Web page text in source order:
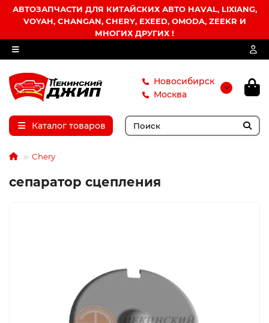
АВТОЗАПЧАСТИ ДЛЯ КИТАЙСКИХ АВТО HAVAL, LIXIANG,
VOYAH, CHANGAN, CHERY, EXEED, OMODA, ZEEKR И
МНОГИХ ДРУГИХ !
Новосибирск
Москва
Каталог товаров
Chery
сепаратор сцепления